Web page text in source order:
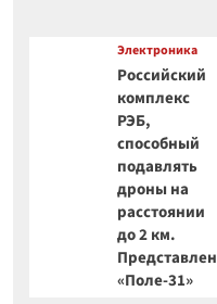
Электроника
Российский
комплекс
РЭБ,
способный
подавлять
дроны на
расстоянии
до 2 км.
Представлен
«Поле-31»